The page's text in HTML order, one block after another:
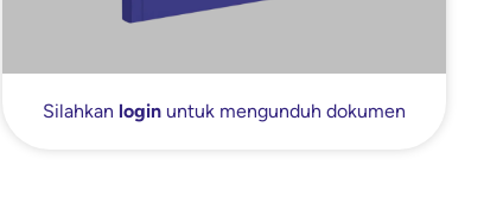
Silahkan loginuntuk mengunduh dokumen